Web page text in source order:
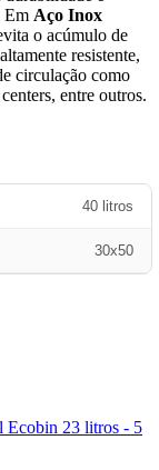
Em Aço Inox
o acúmulo de
resistente,
circulação como
entre outros.
40 litros
30x50
Ecobin 23 litros - 5